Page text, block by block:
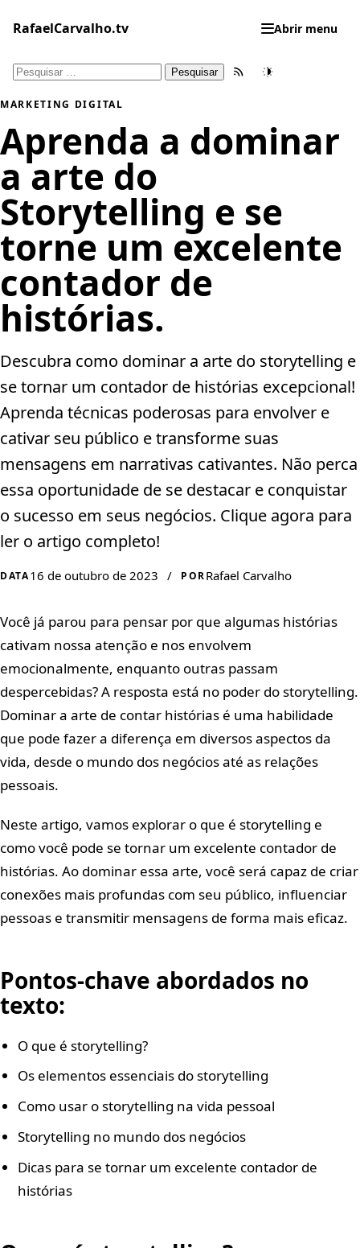
para
conteúdo
RafaelCarvalho.tv Abrir menu
Pesquisar
Feed RSSTema
MARKETING DIGITAL
Aprenda a dominar
a arte do
Storytelling e se
torne um excelente
contador de
histórias.
Descubra como dominar a arte do storytelling e
se tornar um contador de histórias excepcional!
Aprenda técnicas poderosas para envolver e
cativar seu público e transforme suas
mensagens em narrativas cativantes. Não perca
essa oportunidade de se destacar e conquistar
o sucesso em seus negócios. Clique agora para
ler o artigo completo!
DATA16 de outubro de 2023 / PORRafael Carvalho
Você já parou para pensar por que algumas histórias
cativam nossa atenção e nos envolvem
emocionalmente, enquanto outras passam
despercebidas? A resposta está no poder do storytelling.
Dominar a arte de contar histórias é uma habilidade
que pode fazer a diferença em diversos aspectos da
vida, desde o mundo dos negócios até as relações
pessoais.
Neste artigo, vamos explorar o que é storytelling e
como você pode se tornar um excelente contador de
histórias. Ao dominar essa arte, você será capaz de criar
conexões mais profundas com seu público, influenciar
pessoas e transmitir mensagens de forma mais eficaz.
Pontos-chave abordados no
texto:
O que é storytelling?
Os elementos essenciais do storytelling
Como usar o storytelling na vida pessoal
Storytelling no mundo dos negócios
Dicas para se tornar um excelente contador de
histórias